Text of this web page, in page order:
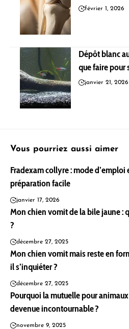
février 1, 2026
Dépôt blanc
que faire pour
janvier 21, 2026
Vous pourriez aussi aimer
Fradexam collyre : mode d’emploi
préparation facile
janvier 17, 2026
Mon chien vomit de la bile jaune :
?
décembre 27, 2025
Mon chien vomit mais reste en
il s’inquiéter ?
décembre 27, 2025
Pourquoi la mutuelle pour
devenue incontournable ?
novembre 9, 2025